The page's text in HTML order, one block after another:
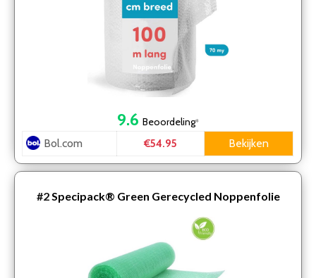
9.6 Beoordeling*
Bol.com €54.95 Bekijken
#2Specipack® Green Gerecycled Noppenfolie